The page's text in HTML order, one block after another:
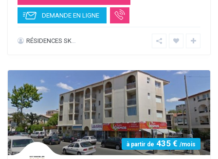
NEXITY STUDEA
à partir de617 €/mois
STUDEA MONTFERRAND